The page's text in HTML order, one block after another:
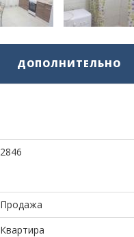
ДОПОЛНИТЕЛЬНО
2846
Продажа
Квартира